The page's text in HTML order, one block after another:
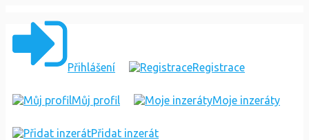
Přihlášení Registrace
Můj profil Moje inzeráty
Přidat inzerát